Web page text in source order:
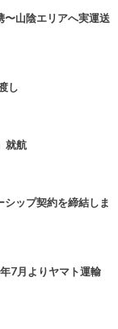
山陰エリアへ実運送
し
就航
ップ契約を締結しま
7月よりヤマト運輸